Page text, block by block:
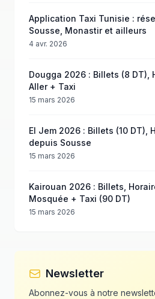
Application Taxi Tunisie :
Sousse, Monastir et ailleurs
4 avr. 2026
Dougga 2026 : Billets (8 DT),
Aller + Taxi
15 mars 2026
El Jem 2026 : Billets (10 DT),
depuis Sousse
15 mars 2026
Kairouan 2026 : Billets,
Mosquée + Taxi (90 DT)
15 mars 2026
Newsletter
Abonnez-vous à notre